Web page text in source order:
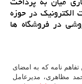
در حوزه
در فروشگاه ها
تفاهم نامه که به امضای
مظاهری، مدیرعامل